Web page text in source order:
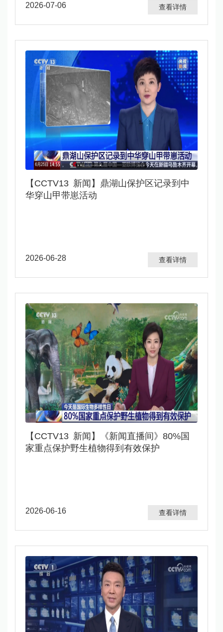
2026-07-06 查看详情
【CCTV13 新闻】鼎湖山保护区记录到中
华穿山甲带崽活动​
2026-06-28 查看详情
​【CCTV13 新闻】《新闻直播间》80%国
家重点保护野生植物得到有效保护
2026-06-16 查看详情